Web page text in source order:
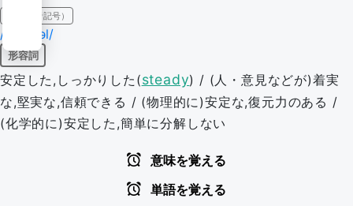
IPA（発音記号）
/'steɪbəl/
形容詞
安定した,しっかりした(steady) / (人・意見などが)着実
な,堅実な,信頼できる / (物理的に)安定な,復元力のある /
(化学的に)安定した,簡単に分解しない
意味を覚える
単語を覚える